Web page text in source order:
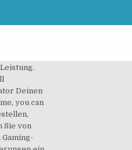
Wunsch austauschbar! Zur Auswahl stehen effiziente Allrounder, ein günstiger Gamer und eine kräftige High-End-Maschine. Wer leidenschaftlich gerne am PC spielt, für den ist eines klar: Einen Gaming PC zusammenstellen ist der wichtigste Schritt zum perfekten Spielerlebnis. Warum selbst einen Gaming PC zusammenstellen? Mit Sicherheit hast du schon den einen oder anderen PC besessen. Hilfreiche Infos und Tipps wie man ein PC selber bauen kann Mein Sohn hat sich online einen neuen Gaming-PC konfiguriert. Gaming pc zusammenstellen 20